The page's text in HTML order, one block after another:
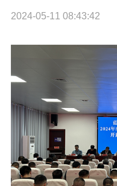
2024-05-11 08:43:42